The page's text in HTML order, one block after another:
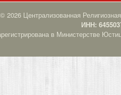
Централизованная
ИНН:
в Министерстве